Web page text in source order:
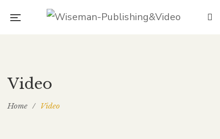
Video
Home / Video